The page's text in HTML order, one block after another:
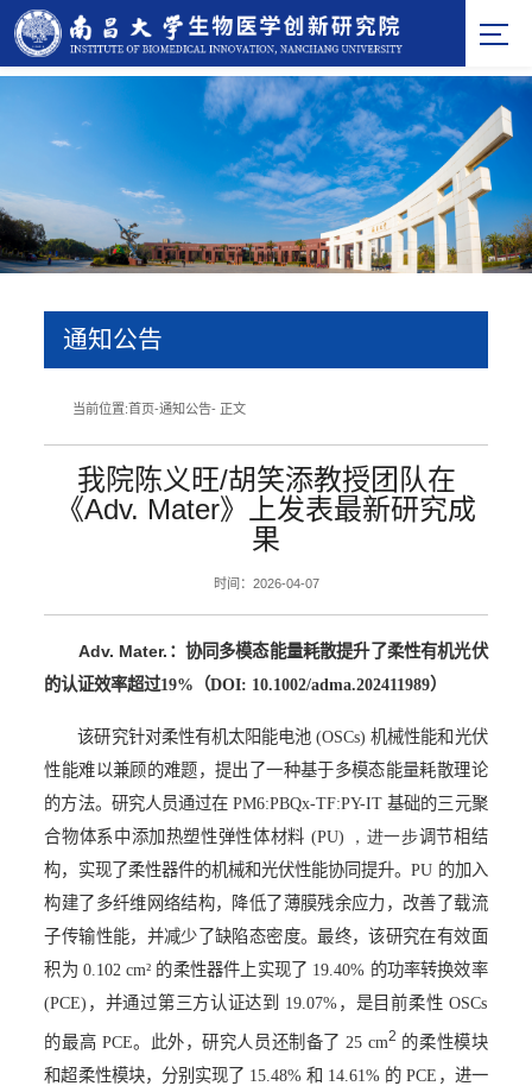
通知公告
当前位置:首页-通知公告- 正文
我院陈义旺/胡笑添教授团队在
《Adv. Mater》上发表最新研究成
果
时间：2026-04-07
Adv. Mater. ：协同多模态能量耗散提升了柔性有机光伏
的认证效率超过19% （DOI: 10.1002/adma.202411989）
该研究针对柔性有机太阳能电池 (OSCs)机械性能和光伏
性能难以兼顾的难题，提出了一种基于多模态能量耗散理论
的方法。研究人员通过在 PM6:PBQx-TF:PY-IT基础的三元聚
合物体系中添加热塑性弹性体材料 (PU) ，进一步调节相结
构，实现了柔性器件的机械和光伏性能协同提升。PU 的加入
构建了多纤维网络结构，降低了薄膜残余应力，改善了载流
子传输性能，并减少了缺陷态密度。最终，该研究在有效面
积为 0.102 cm² 的柔性器件上实现了 19.40% 的功率转换效率
(PCE) ，并通过第三方认证达到 19.07%，是目前柔性 OSCs
的最高 PCE。此外，研究人员还制备了 25 cm2 的柔性模块
和超柔性模块，分别实现了 15.48%和 14.61% 的 PCE ，进一